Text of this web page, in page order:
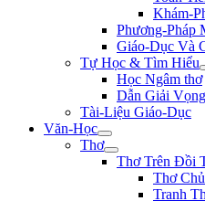
Khám-
Phương-Pháp
Giáo-Dục Và
Tự Học & Tìm Hiểu
Học Ngâm thơ
Dẫn Giải
Tài-Liệu Giáo-Dục
Văn-Học
Thơ
Thơ Trên Đồi
Thơ
Tranh